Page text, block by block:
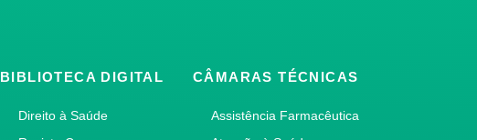
BIBLIOTECA DIGITAL
Direito à Saúde
CÂMARAS TÉCNICAS
Assistência Farmacêutica